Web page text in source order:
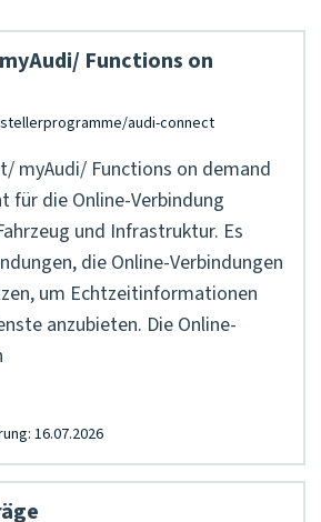
Functions on
myAudi/ Functions on demand
für die Online-Verbindung
und Infrastruktur. Es
die Online-Verbindungen
um Echtzeitinformationen
anzubieten. Die Online-
16.07.2026